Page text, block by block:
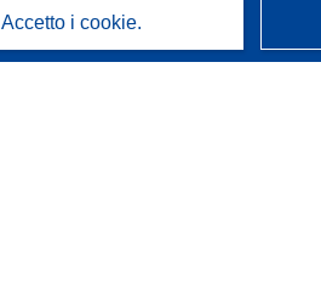
Accetto i cookie.